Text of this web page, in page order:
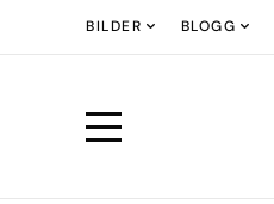
BILDER BLOGG